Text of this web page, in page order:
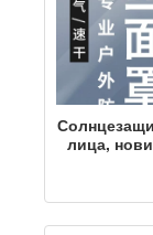
лица,
езды,